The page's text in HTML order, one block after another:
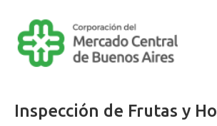
Inspección de Frutas y